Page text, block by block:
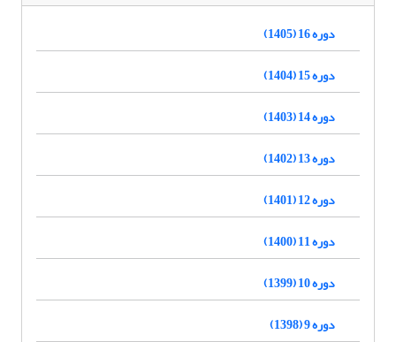
دوره 16 (1405)
دوره 15 (1404)
دوره 14 (1403)
دوره 13 (1402)
دوره 12 (1401)
دوره 11 (1400)
دوره 10 (1399)
دوره 9 (1398)